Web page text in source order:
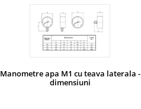
Manometre apa M1 cu teava laterala -
dimensiuni